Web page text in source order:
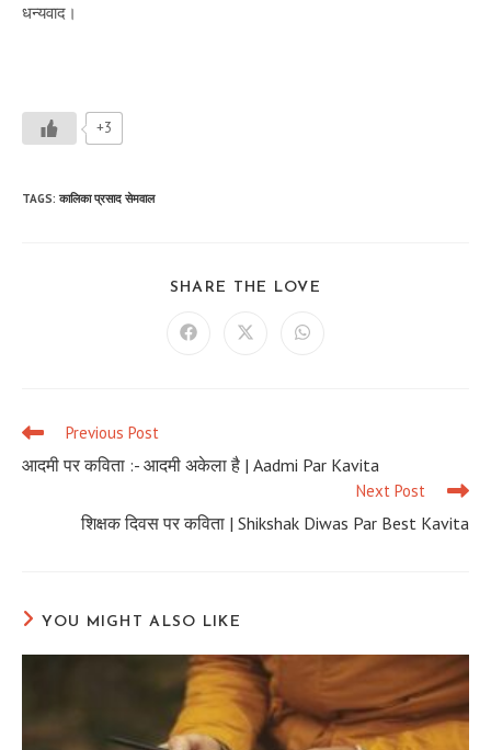
धन्यवाद।
+3
TAGS: कालिका प्रसाद सेमवाल
SHARE THE LOVE
Opens Opens Opens
Read
articles
Previous Post
आदमी पर कविता :- आदमी अकेला है | Aadmi Par Kavita
Next Post
शिक्षक दिवस पर कविता | Shikshak Diwas Par Best Kavita
YOU MIGHT ALSO LIKE